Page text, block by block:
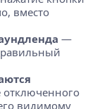
вместо
—
видимому